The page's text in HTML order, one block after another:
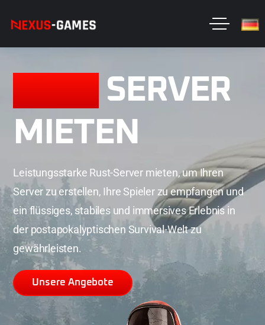
RUST SERVER
MIETEN
Leistungsstarke Rust-Server mieten, um Ihren
Server zu erstellen, Ihre Spieler zu empfangen und
ein flüssiges, stabiles und immersives Erlebnis in
der postapokalyptischen Survival-Welt zu
gewährleisten.
Unsere Angebote